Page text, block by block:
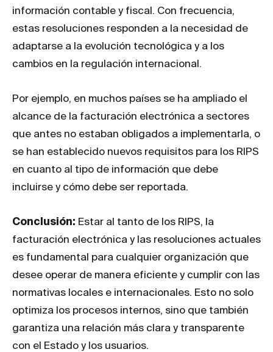
información contable y fiscal. Con frecuencia,
estas resoluciones responden a la necesidad de
adaptarse a la evolución tecnológica y a los
cambios en la regulación internacional.
Por ejemplo, en muchos países se ha ampliado el
alcance de la facturación electrónica a sectores
que antes no estaban obligados a implementarla, o
se han establecido nuevos requisitos para los RIPS
en cuanto al tipo de información que debe
incluirse y cómo debe ser reportada.
Conclusión: Estar al tanto de los RIPS, la
facturación electrónica y las resoluciones actuales
es fundamental para cualquier organización que
desee operar de manera eficiente y cumplir con las
normativas locales e internacionales. Esto no solo
optimiza los procesos internos, sino que también
garantiza una relación más clara y transparente
con el Estado y los usuarios.